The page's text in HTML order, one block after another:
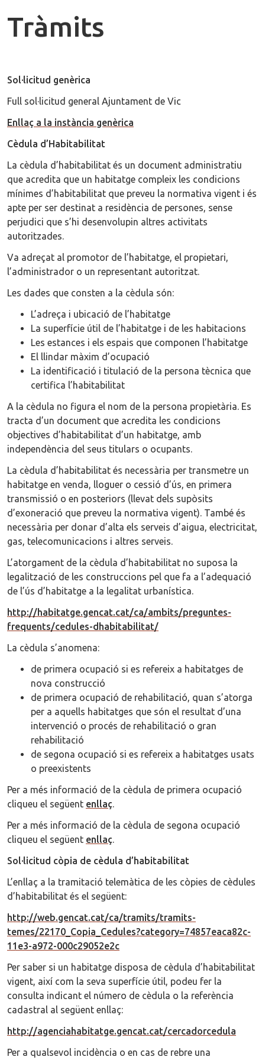
Tràmits
Sol·licitud genèrica
Full sol·licitud general Ajuntament de Vic
Enllaç a la instància genèrica
Cèdula d’Habitabilitat
La cèdula d’habitabilitat és un document administratiu
que acredita que un habitatge compleix les condicions
mínimes d’habitabilitat que preveu la normativa vigent i és
apte per ser destinat a residència de persones, sense
perjudici que s’hi desenvolupin altres activitats
autoritzades.
Va adreçat al promotor de l’habitatge, el propietari,
l’administrador o un representant autoritzat.
Les dades que consten a la cèdula són:
L’adreça i ubicació de l’habitatge
La superfície útil de l’habitatge i de les habitacions
Les estances i els espais que componen l’habitatge
El llindar màxim d’ocupació
La identificació i titulació de la persona tècnica que
certifica l’habitabilitat
A la cèdula no figura el nom de la persona propietària. Es
tracta d’un document que acredita les condicions
objectives d’habitabilitat d’un habitatge, amb
independència del seus titulars o ocupants.
La cèdula d’habitabilitat és necessària per transmetre un
habitatge en venda, lloguer o cessió d’ús, en primera
transmissió o en posteriors (llevat dels supòsits
d’exoneració que preveu la normativa vigent). També és
necessària per donar d’alta els serveis d’aigua, electricitat,
gas, telecomunicacions i altres serveis.
L’atorgament de la cèdula d’habitabilitat no suposa la
legalització de les construccions pel que fa a l’adequació
de l’ús d’habitatge a la legalitat urbanística.
http://habitatge.gencat.cat/ca/ambits/preguntes-
frequents/cedules-dhabitabilitat/
La cèdula s’anomena:
de primera ocupació si es refereix a habitatges de
nova construcció
de primera ocupació de rehabilitació, quan s’atorga
per a aquells habitatges que són el resultat d’una
intervenció o procés de rehabilitació o gran
rehabilitació
de segona ocupació si es refereix a habitatges usats
o preexistents
Per a més informació de la cèdula de primera ocupació
cliqueu el següent enllaç.
Per a més informació de la cèdula de segona ocupació
cliqueu el següent enllaç.
Sol·licitud còpia de cèdula d’habitabilitat
L’enllaç a la tramitació telemàtica de les còpies de cèdules
d’habitabilitat és el següent:
http://web.gencat.cat/ca/tramits/tramits-
temes/22170_Copia_Cedules?category=74857eaca82c-
11e3-a972-000c29052e2c
Per saber si un habitatge disposa de cèdula d’habitabilitat
vigent, així com la seva superfície útil, podeu fer la
consulta indicant el número de cèdula o la referència
cadastral al següent enllaç:
http://agenciahabitatge.gencat.cat/cercadorcedula
Per a qualsevol incidència o en cas de rebre una